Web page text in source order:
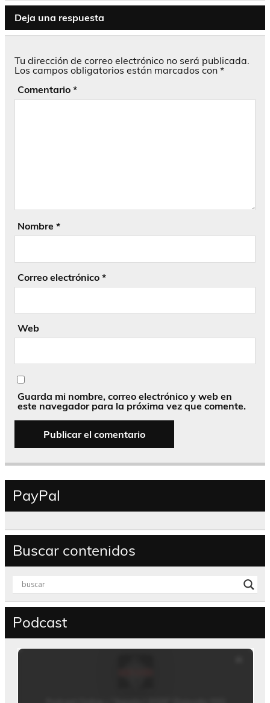
Deja una respuesta
Tu dirección de correo electrónico no será publicada.
Los campos obligatorios están marcados con *
Comentario *
Nombre *
Correo electrónico *
Web
Guarda mi nombre, correo electrónico y web en
este navegador para la próxima vez que comente.
PayPal
Buscar contenidos
Podcast